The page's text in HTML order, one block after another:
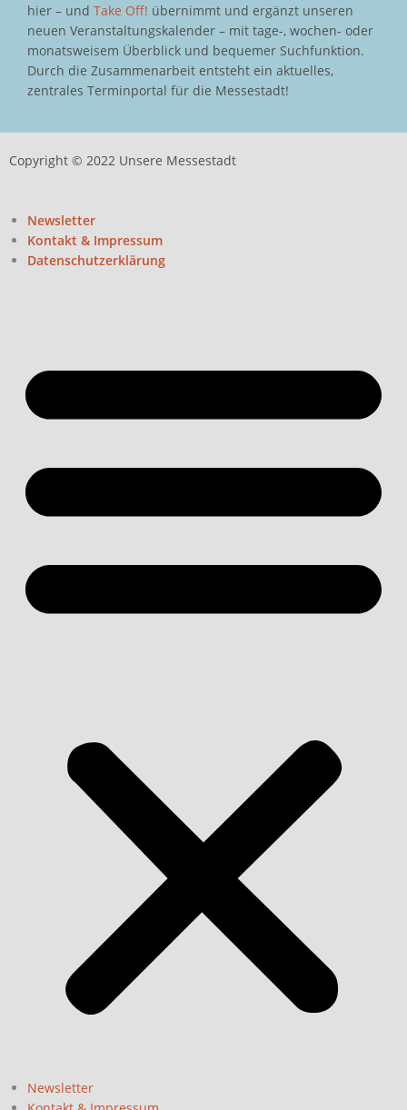
hier – und Take Off! übernimmt und ergänzt unseren
neuen Veranstaltungskalender – mit tage-, wochen- oder
monatsweisem Überblick und bequemer Suchfunktion.
Durch die Zusammenarbeit entsteht ein aktuelles,
zentrales Terminportal für die Messestadt!
Copyright © 2022 Unsere Messestadt
Newsletter
Kontakt & Impressum
Datenschutzerklärung
Newsletter